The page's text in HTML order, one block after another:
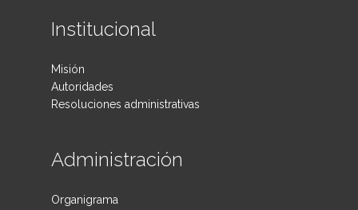
Institucional
Misión
Autoridades
Resoluciones administrativas
Administración
Organigrama